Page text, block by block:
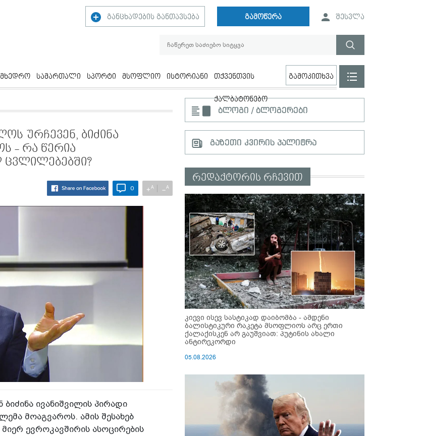
განცხადების განთავსება გამოწერა შესვლა
სამართალი სპორტი მსოფლიო ისტორიანი თქვენთვის
ქალბატონებო
გამოკითხვა
ურჩევენ, ბიძინა
- რა წერია
0 +A −A
ივანიშვილის პირადი
მოაგვაროს. ამის შესახებ
ევროკავშირის ასოცირების
ბლოგი / ბლოგერები
გაზეთი კვირის პალიტრა
რედაქტორის რჩევით
კიევი ისევ სასტიკად დაიბომბა - ამდენი
ბალისტიკური რაკეტა მსოფლიოს არც ერთი
ქალაქისკენ არ გაუშვიათ: პუტინის ახალი
ანტირეკორდი
05.08.2026